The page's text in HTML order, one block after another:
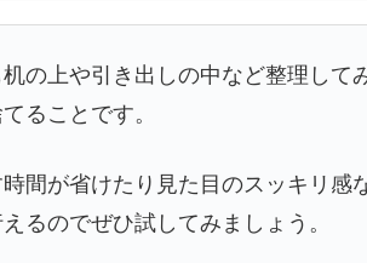
の上や引き出しの中など整理して
ることです。
間が省けたり見た目のスッキリ感
るのでぜひ試してみましょう。